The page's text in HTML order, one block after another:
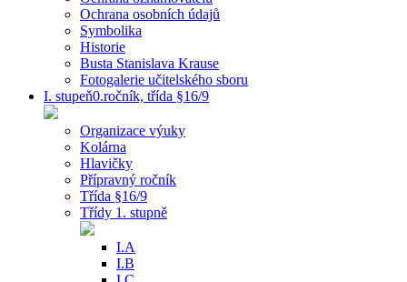
Ochrana osobních údajů
Symbolika
Historie
Busta Stanislava Krause
Fotogalerie učitelského sboru
I. stupeň0.ročník, třída §16/9
Organizace výuky
Kolárna
Hlavičky
Přípravný ročník
Třída §16/9
Třídy 1. stupně
I.A
I.B